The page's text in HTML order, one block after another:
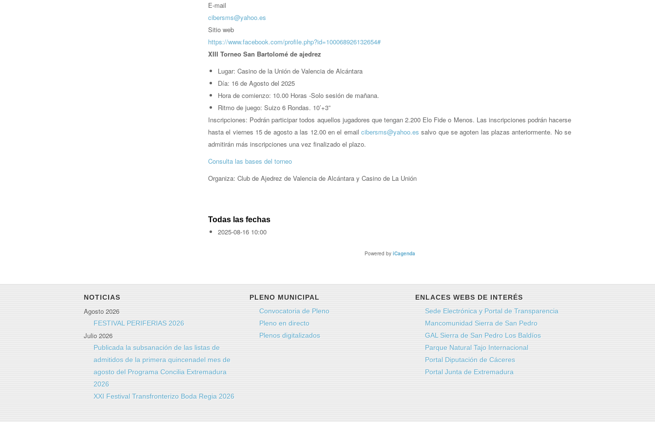
E-mail
cibersms@yahoo.es
Sitio web
https://www.facebook.com/profile.php?id=100068926132654#
XIII Torneo San Bartolomé de ajedrez
Lugar: Casino de la Unión de Valencia de Alcántara
Día: 16 de Agosto del 2025
Hora de comienzo: 10.00 Horas -Solo sesión de mañana.
Ritmo de juego: Suizo 6 Rondas. 10’+3”
Inscripciones: Podrán participar todos aquellos jugadores que tengan 2.200 Elo Fide o Menos. Las inscripciones podrán hacerse
hasta el viernes 15 de agosto a las 12.00 en el email cibersms@yahoo.es salvo que se agoten las plazas anteriormente. No se
admitirán más inscripciones una vez finalizado el plazo.
Consulta las bases del torneo
Organiza: Club de Ajedrez de Valencia de Alcántara y Casino de La Unión
Todas las fechas
2025-08-16 10:00
Powered by iCagenda
NOTICIAS
Agosto 2026
FESTIVAL PERIFERIAS 2026
Julio 2026
Publicada la subsanación de las listas de
admitidos de la primera quincenadel mes de
agosto del Programa Concilia Extremadura
2026
XXI Festival Transfronterizo Boda Regia 2026
PLENO MUNICIPAL
Convocatoria de Pleno
Pleno en directo
Plenos digitalizados
ENLACES WEBS DE INTERÉS
Sede Electrónica y Portal de Transparencia
Mancomunidad Sierra de San Pedro
GAL Sierra de San Pedro Los Baldíos
Parque Natural Tajo Internacional
Portal Diputación de Cáceres
Portal Junta de Extremadura